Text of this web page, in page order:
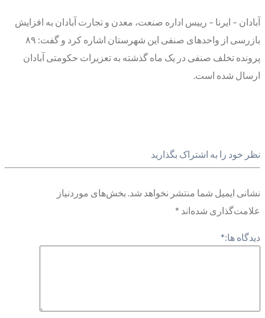
آبادان – ایرنا – رییس اداره صنعت، معدن و تجارت آبادان به افزایش
بازرسی از واحدهای صنفی این شهرستان اشاره کرد و گفت: ۸۹
پرونده تخلف صنفی در یک ماه گذشته به تعزیرات حکومتی آبادان
ارسال شده است.
نظر خود را به اشتراک بگذارید
نشانی ایمیل شما منتشر نخواهد شد. بخش‌های موردنیاز
علامت‌گذاری شده‌اند *
دیدگاه ها:*